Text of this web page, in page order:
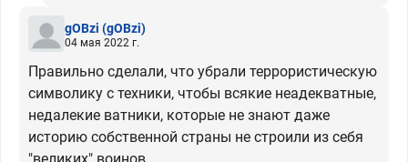
gOBzi (gOBzi)
04 мая 2022 г.
Правильно сделали, что убрали террористическую
символику с техники, чтобы всякие неадекватные,
недалекие ватники, которые не знают даже
историю собственной страны не строили из себя